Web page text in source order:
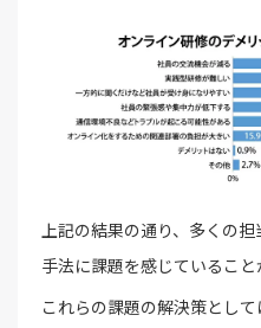
上記の結果の通り、多くの
手法に課題を感じていること
これらの課題の解決策とし